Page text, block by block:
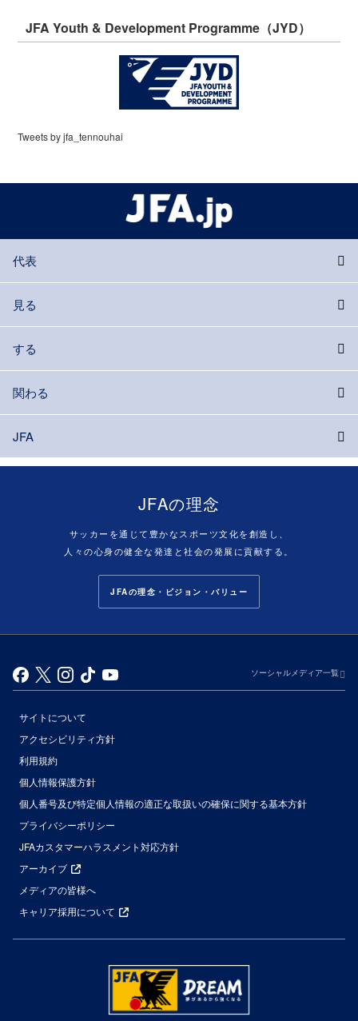
JFA Youth & Development Programme（JYD）
Tweets by jfa_tennouhai
代表
見る
する
関わる
JFA
JFAの理念
サッカーを通じて豊かなスポーツ文化を創造し、
人々の心身の健全な発達と社会の発展に貢献する。
JFAの理念・ビジョン・バリュー
ソーシャルメディア一覧
サイトについて
アクセシビリティ方針
利用規約
個人情報保護方針
個人番号及び特定個人情報の適正な取扱いの確保に関する基本方針
プライバシーポリシー
JFAカスタマーハラスメント対応方針
アーカイブ
メディアの皆様へ
キャリア採用について